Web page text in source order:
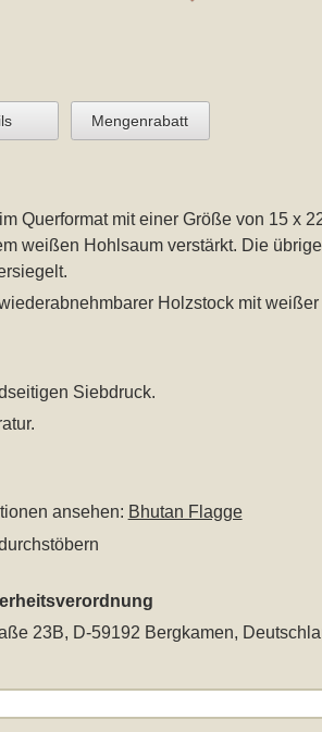
Mengenrabatt
Querformat mit einer Größe von 15 x
weißen Hohlsaum verstärkt. Die
Holzstock mit
Siebdruck.
ansehen: Bhutan Flagge
23B, D-59192 Bergkamen,